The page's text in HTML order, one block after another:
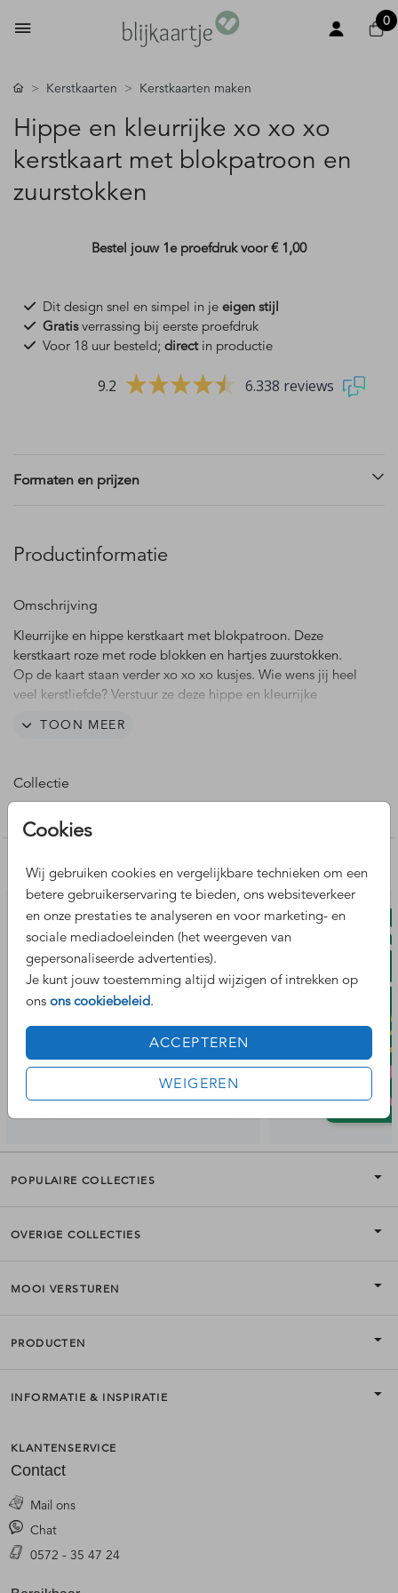
0
Cookies
Wij gebruiken cookies en vergelijkbare technieken om een
betere gebruikerservaring te bieden, ons websiteverkeer
en onze prestaties te analyseren en voor marketing- en
sociale mediadoeleinden (het weergeven van
gepersonaliseerde advertenties).
Je kunt jouw toestemming altijd wijzigen of intrekken op
ons ons cookiebeleid.
ACCEPTEREN
WEIGEREN
Kerstkaarten Kerstkaarten maken
Hippe en kleurrijke xo xo xo
kerstkaart met blokpatroon en
zuurstokken
Bestel jouw 1e proefdruk voor€ 1,00
Dit design snel en simpel in je eigen stijl
Gratisverrassing bij eerste proefdruk
Voor 18 uur besteld; directin productie
9.2 6.338 reviews
Formaten en prijzen
Productinformatie
Omschrijving
Kleurrijke en hippe kerstkaart met blokpatroon. Deze
kerstkaart roze met rode blokken en hartjes zuurstokken.
Op de kaart staan verder xo xo xo kusjes. Wie wens jij heel
veel kerstliefde? Verstuur ze deze hippe en kleurrijke
TOON MEER
Collectie
Nog meer leuke ontwerpen
POPULAIRE COLLECTIES
OVERIGE COLLECTIES
MOOI VERSTUREN
PRODUCTEN
INFORMATIE & INSPIRATIE
KLANTENSERVICE
Contact
Mail ons
Chat
0572 - 35 47 24